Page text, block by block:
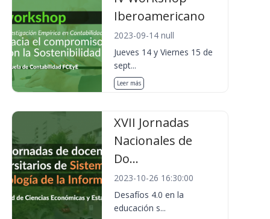
Iberoamericano
2023-09-14 null
Jueves 14 y Viernes 15 de
sept...
Leer más
XVII Jornadas
Nacionales de
Do...
2023-10-26 16:30:00
Desafíos 4.0 en la
educación s...